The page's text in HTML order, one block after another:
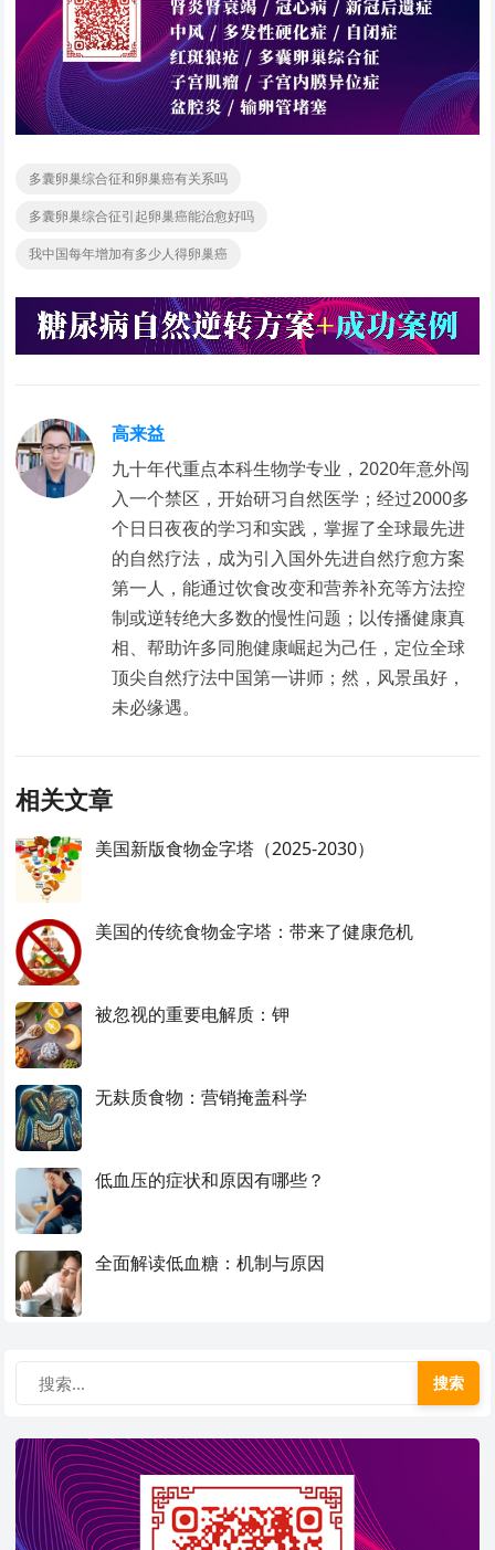
多囊卵巢综合征和卵巢癌有关系吗
多囊卵巢综合征引起卵巢癌能治愈好吗
我中国每年增加有多少人得卵巢癌
高来益
九十年代重点本科生物学专业，2020年意外闯
入一个禁区，开始研习自然医学；经过2000多
个日日夜夜的学习和实践，掌握了全球最先进
的自然疗法，成为引入国外先进自然疗愈方案
第一人，能通过饮食改变和营养补充等方法控
制或逆转绝大多数的慢性问题；以传播健康真
相、帮助许多同胞健康崛起为己任，定位全球
顶尖自然疗法中国第一讲师；然，风景虽好，
未必缘遇。
相关文章
美国新版食物金字塔（2025-2030）
美国的传统食物金字塔：带来了健康危机
被忽视的重要电解质：钾
无麸质食物：营销掩盖科学
低血压的症状和原因有哪些？
全面解读低血糖：机制与原因
搜索